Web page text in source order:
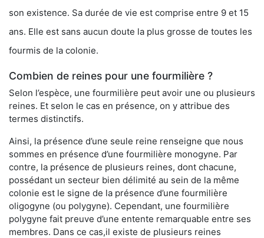
son existence. Sa durée de vie est comprise entre 9 et 15
ans. Elle est sans aucun doute la plus grosse de toutes les
fourmis de la colonie.
Combien de reines pour une fourmilière ?
Selon l’espèce, une fourmilière peut avoir une ou plusieurs
reines. Et selon le cas en présence, on y attribue des
termes distinctifs.
Ainsi, la présence d’une seule reine renseigne que nous
sommes en présence d’une fourmilière monogyne. Par
contre, la présence de plusieurs reines, dont chacune,
possédant un secteur bien délimité au sein de la même
colonie est le signe de la présence d’une fourmilière
oligogyne (ou polygyne). Cependant, une fourmilière
polygyne fait preuve d’une entente remarquable entre ses
membres. Dans ce cas,il existe de plusieurs reines